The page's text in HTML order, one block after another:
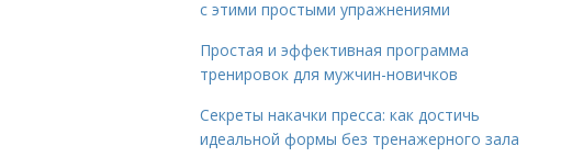
с этими простыми упражнениями
Простая и эффективная программа
тренировок для мужчин-новичков
Секреты накачки пресса: как достичь
идеальной формы без тренажерного зала